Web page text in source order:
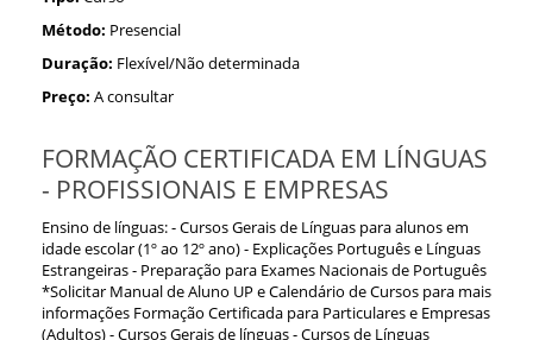
Método: Presencial
Duração: Flexível/Não determinada
Preço: A consultar
FORMAÇÃO CERTIFICADA EM LÍNGUAS
- PROFISSIONAIS E EMPRESAS
Ensino de línguas: - Cursos Gerais de Línguas para alunos em
idade escolar (1º ao 12º ano) - Explicações Português e Línguas
Estrangeiras - Preparação para Exames Nacionais de Português
*Solicitar Manual de Aluno UP e Calendário de Cursos para mais
informações Formação Certificada para Particulares e Empresas
(Adultos) - Cursos Gerais de línguas - Cursos de Línguas